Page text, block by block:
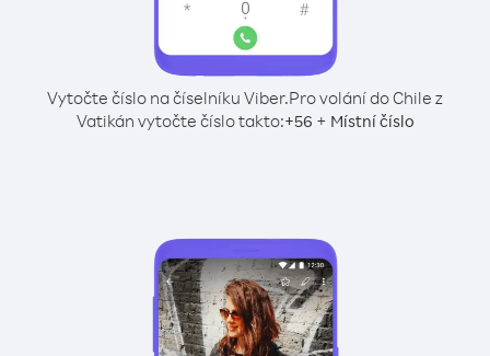
Vytočte číslo na číselníku Viber.Pro volání do Chile z
Vatikán vytočte číslo takto:+56 + Místní číslo